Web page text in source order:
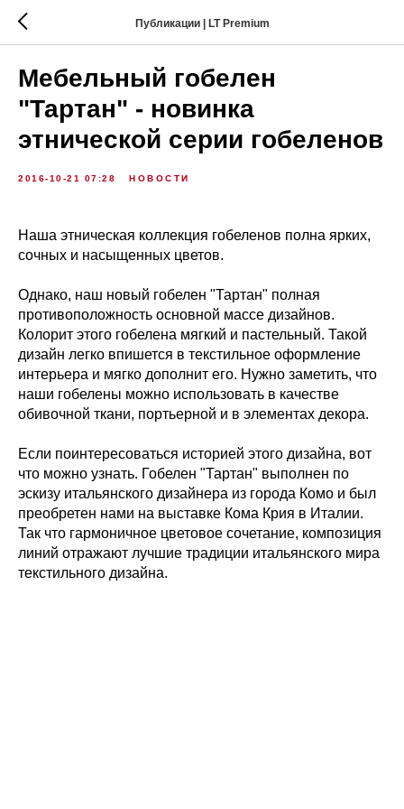
Публикации | LT Premium
Мебельный гобелен
"Тартан" - новинка
этнической серии гобеленов
2016-10-21 07:28 НОВОСТИ
Наша этническая коллекция гобеленов полна ярких,
сочных и насыщенных цветов.
Однако, наш новый гобелен "Тартан" полная
противоположность основной массе дизайнов.
Колорит этого гобелена мягкий и пастельный. Такой
дизайн легко впишется в текстильное оформление
интерьера и мягко дополнит его. Нужно заметить, что
наши гобелены можно использовать в качестве
обивочной ткани, портьерной и в элементах декора.
Если поинтересоваться историей этого дизайна, вот
что можно узнать. Гобелен "Тартан" выполнен по
эскизу итальянского дизайнера из города Комо и был
преобретен нами на выставке Кома Крия в Италии.
Так что гармоничное цветовое сочетание, композиция
линий отражают лучшие традиции итальянского мира
текстильного дизайна.